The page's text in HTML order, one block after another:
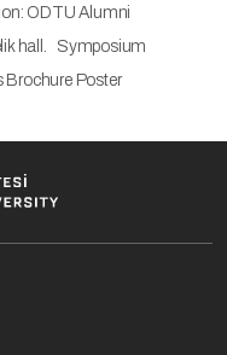
ODTU Alumni
hall. Symposium
Brochure Poster